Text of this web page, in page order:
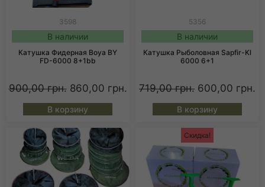
3598
В наличии
Катушка Фидерная Boya BY
FD-6000 8+1bb
900,00грн. 860,00 грн.
В корзину
5356
В наличии
Катушка Рыболовная Sapfir-Kl
6000 6+1
719,00грн. 600,00 грн.
В корзину
Скидка!